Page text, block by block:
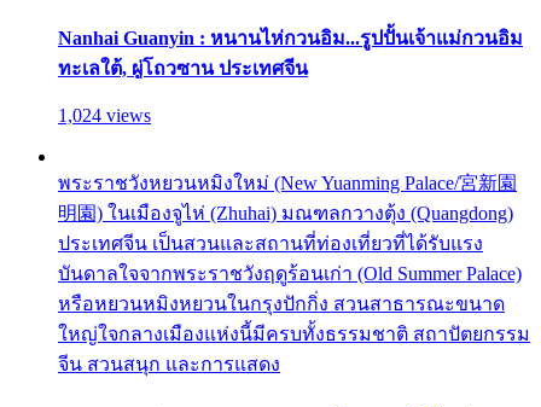
Nanhai Guanyin : หนานไห่กวนอิม...รูปปั้นเจ้าแม่กวนอิม
ทะเลใต้, ผู่โถวซาน ประเทศจีน
1,024 views
พระราชวังหยวนหมิงใหม่ (New Yuanming Palace/宮新園
明園) ในเมืองจูไห่ (Zhuhai) มณฑลกวางตุ้ง (Quangdong)
ประเทศจีน เป็นสวนและสถานที่ท่องเที่ยวที่ได้รับแรง
บันดาลใจจากพระราชวังฤดูร้อนเก่า (Old Summer Palace)
หรือหยวนหมิงหยวนในกรุงปักกิ่ง สวนสาธารณะขนาด
ใหญ่ใจกลางเมืองแห่งนี้มีครบทั้งธรรมชาติ สถาปัตยกรรม
จีน สวนสนุก และการแสดง